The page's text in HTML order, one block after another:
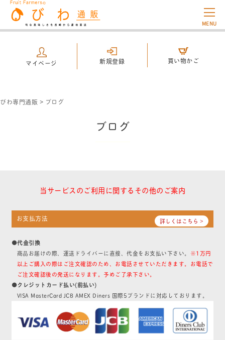
MENU
マイページ 新規登録 買い物かご
びわ専門通販 > ブログ
ブログ
当サービスのご利用に関するその他のご案内
お支払方法 詳しくはこちら >
●代金引換
商品お届けの際、運送ドライバーに直接、代金をお支払い下さい。 ※1万円
以上ご購入の際はご注文確認のため、お電話させていただきます。お電話で
ご注文確認後の発送になります。予めご了承下さい。
●クレジットカード払い(前払い)
VISA MasterCard JCB AMEX Diners 国際5ブランドに対応しております。